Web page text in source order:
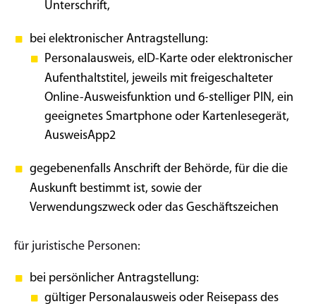
Unterschrift,
bei elektronischer Antragstellung:
Personalausweis, eID-Karte oder elektronischer
Aufenthaltstitel, jeweils mit freigeschalteter
Online-Ausweisfunktion und 6-stelliger PIN, ein
geeignetes Smartphone oder Kartenlesegerät,
AusweisApp2
gegebenenfalls Anschrift der Behörde, für die die
Auskunft bestimmt ist, sowie der
Verwendungszweck oder das Geschäftszeichen
für juristische Personen:
bei persönlicher Antragstellung:
gültiger Personalausweis oder Reisepass des